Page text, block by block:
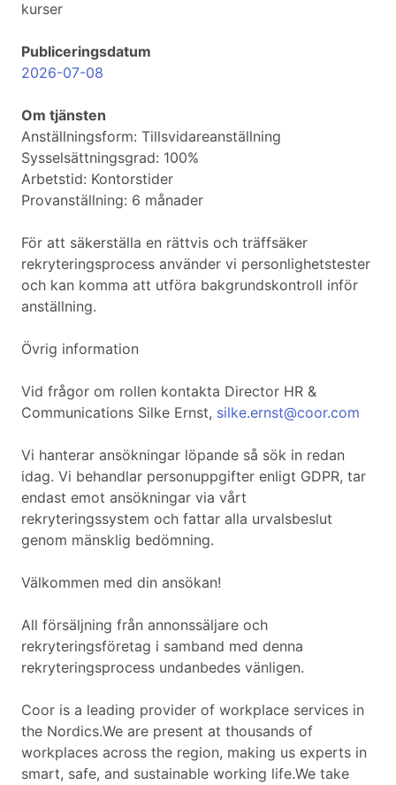
kurser
Publiceringsdatum
2026-07-08
Om tjänsten
Anställningsform: Tillsvidareanställning
Sysselsättningsgrad: 100%
Arbetstid: Kontorstider
Provanställning: 6 månader
För att säkerställa en rättvis och träffsäker
rekryteringsprocess använder vi personlighetstester
och kan komma att utföra bakgrundskontroll inför
anställning.
Övrig information
Vid frågor om rollen kontakta Director HR &
Communications Silke Ernst, silke.ernst@coor.com
Vi hanterar ansökningar löpande så sök in redan
idag. Vi behandlar personuppgifter enligt GDPR, tar
endast emot ansökningar via vårt
rekryteringssystem och fattar alla urvalsbeslut
genom mänsklig bedömning.
Välkommen med din ansökan!
All försäljning från annonssäljare och
rekryteringsföretag i samband med denna
rekryteringsprocess undanbedes vänligen.
Coor is a leading provider of workplace services in
the Nordics.We are present at thousands of
workplaces across the region, making us experts in
smart, safe, and sustainable working life.We take